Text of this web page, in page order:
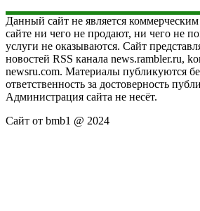
Данный сайт не является
сайте ни чего не продают, ни чего не
услуги не оказываются. Сайт
новостей RSS канала news.rambler.ru,
newsru.com. Материалы публикуются
ответственность за достоверность
Администрация сайта не несёт.
Сайт от bmb1 @ 2024